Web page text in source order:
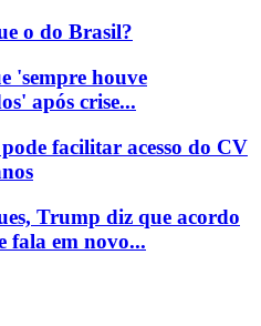
o do Brasil?
'sempre houve
após crise...
facilitar acesso do CV
Trump diz que acordo
fala em novo...